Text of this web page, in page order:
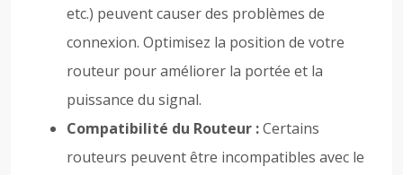
etc.) peuvent causer des problèmes de
connexion. Optimisez la position de votre
routeur pour améliorer la portée et la
puissance du signal.
Compatibilité du Routeur :Certains
routeurs peuvent être incompatibles avec le